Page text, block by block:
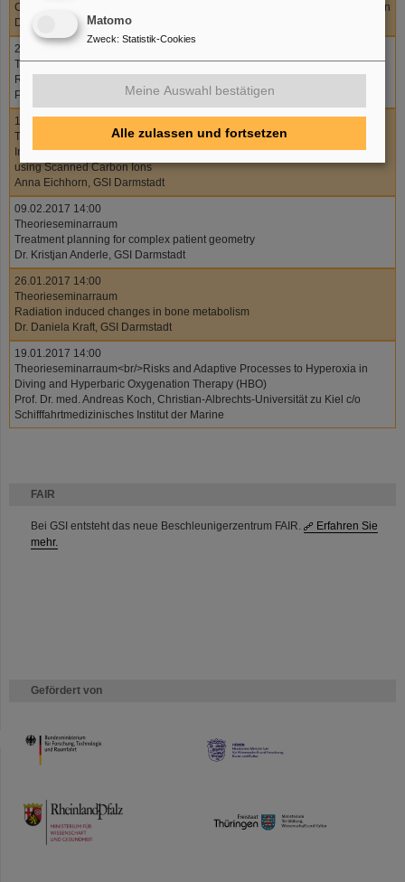
FAIR
Bei GSI entsteht das neue Beschleunigerzentrum FAIR.
Erfahren Sie
mehr.
Gefördert von
HMWK
TMWWDG
Changes in the morphology and differentiation in human skin after irradiation
Dr. Julia Wiedemann, GSI Darmstadt
23.02.2017 14:00
Theoriesenminarraum
Radon Dosimetry in tissue
Prof. Dr. Gerhard Kraft, GSI Darmstadt
16.02.2017 14:00
Theorieseminarraum
In-vivo Feasibility Study and Developments for Cardiac Arrhythmia Ablation
using Scanned Carbon Ions
Anna Eichhorn, GSI Darmstadt
09.02.2017 14:00
Theorieseminarraum
Treatment planning for complex patient geometry
Dr. Kristjan Anderle, GSI Darmstadt
26.01.2017 14:00
Theorieseminarraum
Radiation induced changes in bone metabolism
Dr. Daniela Kraft, GSI Darmstadt
19.01.2017 14:00
Theorieseminarraum<br/>Risks and Adaptive Processes to Hyperoxia in
Diving and Hyperbaric Oxygenation Therapy (HBO)
Prof. Dr. med. Andreas Koch, Christian-Albrechts-Universität zu Kiel c/o
Schifffahrtmedizinisches Institut der Marine
Matomo
Zweck: Statistik-Cookies
Meine Auswahl bestätigen
Alle zulassen und fortsetzen